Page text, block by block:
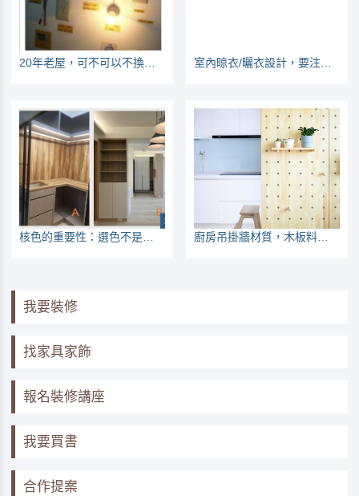
我要裝修
找家具家飾
報名裝修講座
我要買書
合作提案